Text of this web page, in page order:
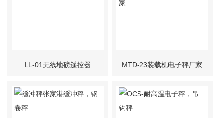
LL-01无线地磅遥控器 MTD-23装载机电子秤厂家